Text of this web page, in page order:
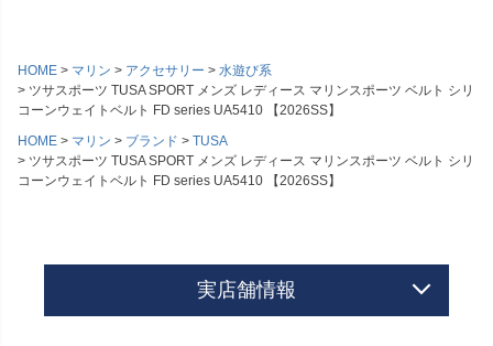
HOME マリン アクセサリー
水遊び系
ツサスポーツ TUSA SPORT メンズ レディース マリンスポーツ ベルト シリ
コーンウェイトベルト FD series UA5410 【2026SS】
HOME
マリン ブランド
TUSA
ツサスポーツ TUSA SPORT メンズ レディース マリンスポーツ ベルト シリ
コーンウェイトベルト FD series UA5410 【2026SS】
実店舗情報